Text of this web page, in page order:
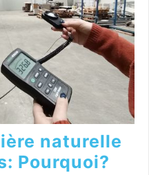
naturelle
Pourquoi?